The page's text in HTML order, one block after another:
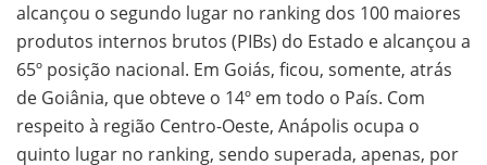
alcançou o segundo lugar no ranking dos 100 maiores
produtos internos brutos (PIBs) do Estado e alcançou a
65º posição nacional. Em Goiás, ficou, somente, atrás
de Goiânia, que obteve o 14º em todo o País. Com
respeito à região Centro-Oeste, Anápolis ocupa o
quinto lugar no ranking, sendo superada, apenas, por